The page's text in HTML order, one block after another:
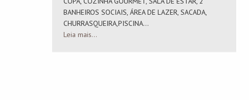
BANHEIROS SOCIAIS, ÁREA DE LAZER, SACADA,
CHURRASQUEIRA,PISCINA...
Leia mais...